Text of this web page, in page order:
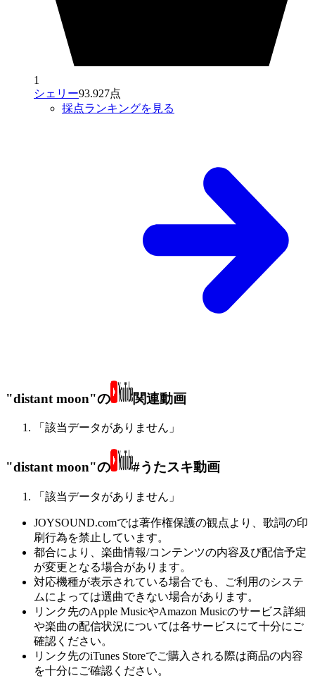
1
シェリー93.927点
採点ランキングを見る
"distant moon"の 関連動画
「該当データがありません」
"distant moon"の #うたスキ動画
「該当データがありません」
JOYSOUND.comでは著作権保護の観点より、歌詞の印
刷行為を禁止しています。
都合により、楽曲情報/コンテンツの内容及び配信予定
が変更となる場合があります。
対応機種が表示されている場合でも、ご利用のシステ
ムによっては選曲できない場合があります。
リンク先のApple MusicやAmazon Musicのサービス詳細
や楽曲の配信状況については各サービスにて十分にご
確認ください。
リンク先のiTunes Storeでご購入される際は商品の内容
を十分にご確認ください。